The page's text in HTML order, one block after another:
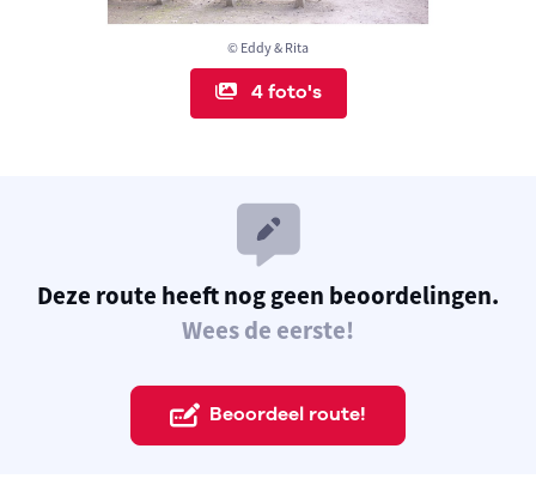
© Eddy & Rita
4 foto's
Deze route heeft nog geen beoordelingen.
Wees de eerste!
Beoordeel route!